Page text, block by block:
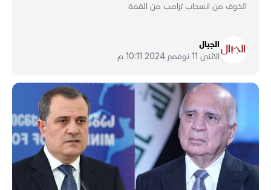
الخوف من انسحاب ترامب من القمة
الجبال
الاثنين 11 نوفمبر 2024 10:11 م